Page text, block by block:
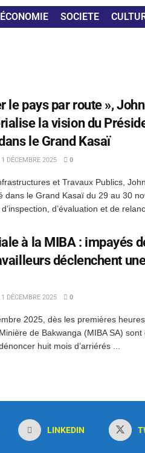
ÉCONOMIE SOCIETE
le pays par route »,
la vision du
le Grand Kasaï
1 DÉCEMBRE 2025 0
et Travaux Publics,
dans le Grand Kasaï du 29 au 30
d’évaluation et de
à la MIBA : impayés
déclenchent
1 DÉCEMBRE 2025 0
2025, dès les premières
de Bakwanga (MIBA SA) sont
huit mois d’arriérés ...
LINKEDIN